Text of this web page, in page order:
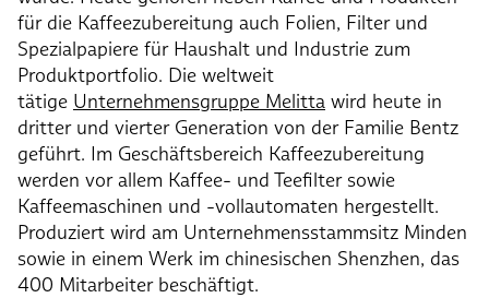
für die Kaffeezubereitung auch Folien, Filter und
Spezialpapiere für Haushalt und Industrie zum
Produktportfolio. Die weltweit
tätige Unternehmensgruppe Melitta wird heute in
dritter und vierter Generation von der Familie Bentz
geführt. Im Geschäftsbereich Kaffeezubereitung
werden vor allem Kaffee- und Teefilter sowie
Kaffeemaschinen und -vollautomaten hergestellt.
Produziert wird am Unternehmensstammsitz Minden
sowie in einem Werk im chinesischen Shenzhen, das
400 Mitarbeiter beschäftigt.